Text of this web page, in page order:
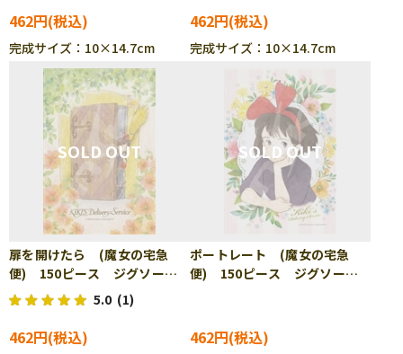
462円
完成サイズ：10×14.7cm
462円
完成サイズ：10×14.7cm
扉を開けたら (魔女の宅急
便) 150ピース ジグソーパ
ズル ENS-150-G53
5.0 (1)
462円
ポートレート (魔女の宅急
便) 150ピース ジグソーパ
462円